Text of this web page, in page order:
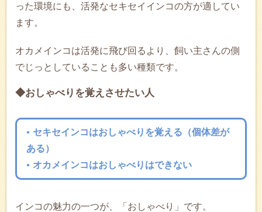
った環境にも、活発なセキセイインコの方が適してい
ます。
オカメインコは活発に飛び回るより、飼い主さんの側
でじっとしていることも多い種類です。
◆おしゃべりを覚えさせたい人
セキセインコはおしゃべりを覚える（個体差が
ある）
オカメインコはおしゃべりはできない
インコの魅力の一つが、「おしゃべり」です。